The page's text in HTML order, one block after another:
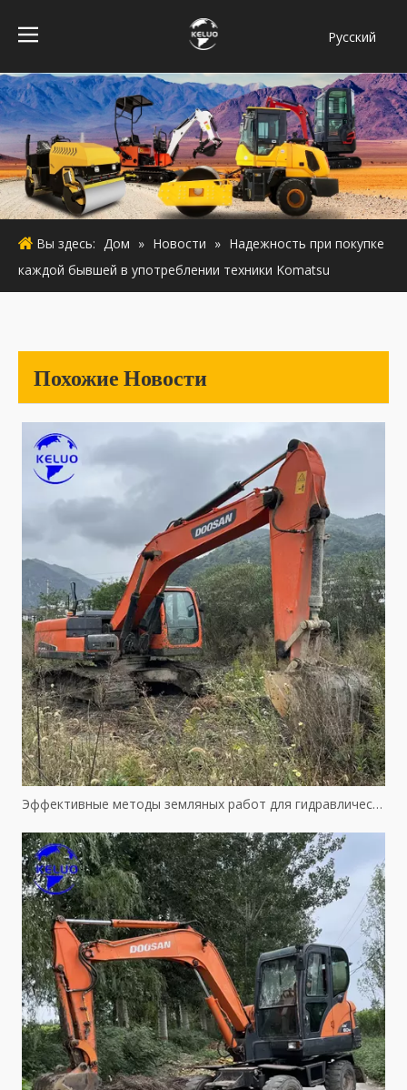
Pусский
Bahasa
indonesia
Türk dili
ไทย
Italiano
Deutsch
Português
Вы здесь: Дом » Новости » Надежность при покупке
каждой бывшей в употреблении техники Komatsu
Похожие Новости
Эффективные методы земляных работ для гидравлического оборудования